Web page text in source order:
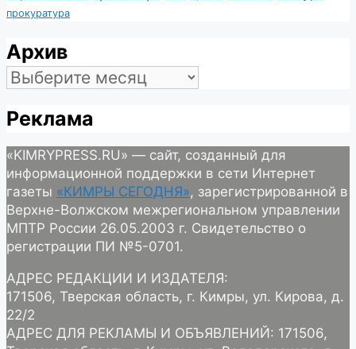
прокуратура
Архив
Архив
Реклама
«KIMRYPRESS.RU» — сайт, созданный для
информационной поддержки в сети Интернет
газеты «КИМРЫ СЕГОДНЯ», зарегистрированной в
Верхне-Волжском межрегиональном управлении
МПТР России 26.05.2003 г. Свидетельство о
регистрации ПИ №5-0701.
АДРЕС РЕДАКЦИИ И ИЗДАТЕЛЯ:
171506, Тверская область, г. Кимры, ул. Кирова, д.
22/2
АДРЕС ДЛЯ РЕКЛАМЫ И ОБЪЯВЛЕНИЙ: 171506,